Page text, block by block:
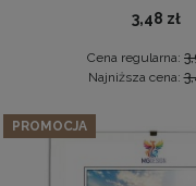
cm różowych, z
3,48 zł
Cena regularna:
Najniższa cena:
PROMOCJA